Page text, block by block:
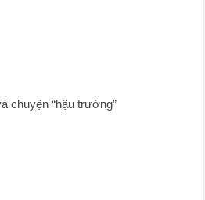
chuyện “hậu trường”